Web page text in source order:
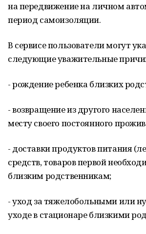
на передвижение на личном
период самоизоляции.
В сервисе пользователи могут
следующие уважительные
- рождение ребенка близких
- возвращение из другого
месту своего постоянного
- доставки продуктов питания
средств, товаров первой
близким родственникам;
- уход за тяжелобольными или
уходе в стационаре близкими